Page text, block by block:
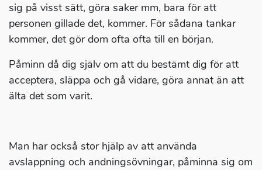
sig på visst sätt, göra saker mm, bara för att
personen gillade det, kommer. För sådana tankar
kommer, det gör dom ofta ofta till en början.
Påminn då dig själv om att du bestämt dig för att
acceptera, släppa och gå vidare, göra annat än att
älta det som varit.
Man har också stor hjälp av att använda
avslappning och andningsövningar, påminna sig om